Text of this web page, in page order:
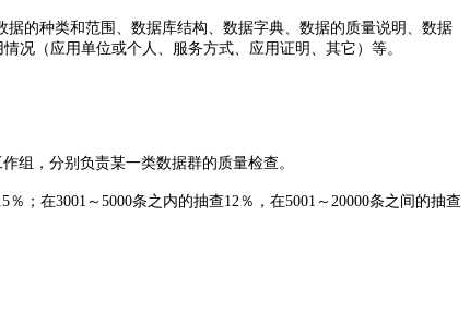
的种类和范围、数据库结构、数据字典、数据的质量说明、数据
况（应用单位或个人、服务方式、应用证明、其它）等。
组，分别负责某一类数据群的质量检查。
；在3001～5000条之内的抽查12％，在5001～20000条之间的抽查